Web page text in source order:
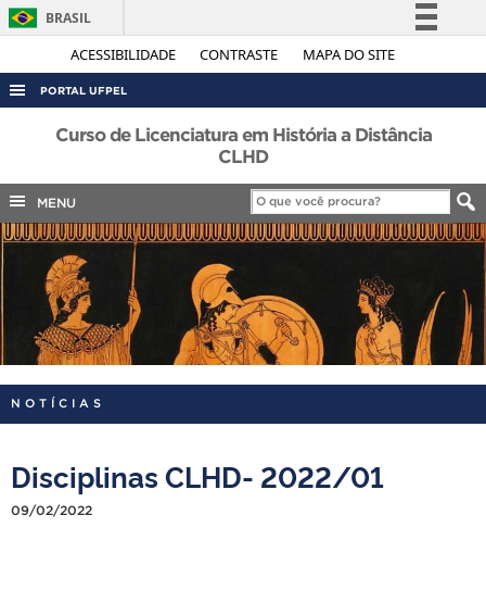
ACESSIBILIDADE CONTRASTE MAPA DO SITE
BRASIL
Simplifique!
Legislação
Canais
PORTAL UFPEL
ACESSO À INFORMAÇÃO
COBALTO
CONCURSOS
EDITAIS
INTERNACIONAL
OUVIDORIA
PORTARIAS
TELEFONES
Curso de Licenciatura em História a Distância
CLHD
MENU
NOTÍCIAS
Disciplinas CLHD- 2022/01
09/02/2022